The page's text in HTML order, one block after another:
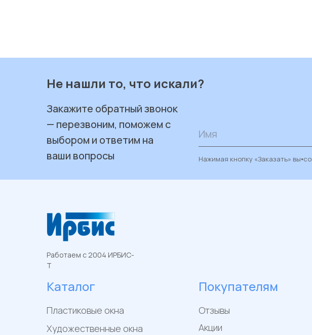
Имя
Нажимая кнопку «Заказать»
Не нашли то, что искали?
Закажите обратный звонок
— перезвоним, поможем с
выбором и ответим на
ваши вопросы
Работаем с 2004 ИРБИС-
Т
Каталог Покупателям
Пластиковые окна
Художественные окна
Отзывы
Акции